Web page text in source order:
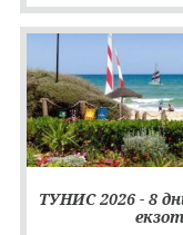
ТУНИС 2026 - 8